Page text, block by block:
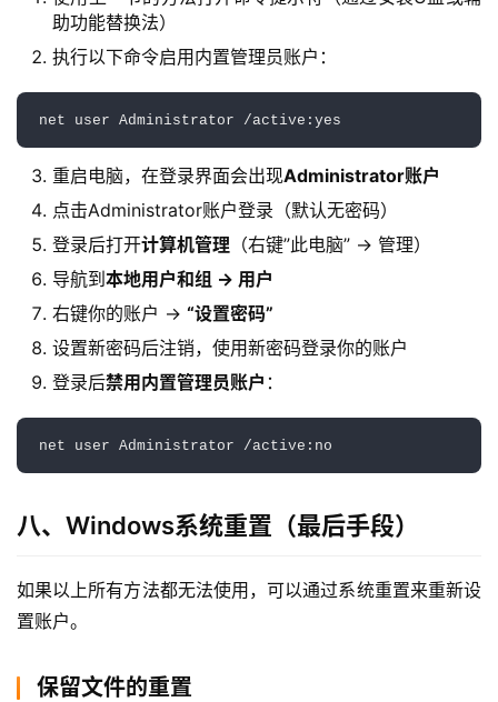
助功能替换法）
执行以下命令启用内置管理员账户：
net user Administrator /active:yes
重启电脑，在登录界面会出现Administrator账户
点击Administrator账户登录（默认无密码）
登录后打开计算机管理 （右键”此电脑” → 管理）
导航到 本地用户和组 → 用户
右键你的账户 → “设置密码”
设置新密码后注销，使用新密码登录你的账户
登录后禁用内置管理员账户 ：
net user Administrator /active:no
八、Windows系统重置（最后手段）
如果以上所有方法都无法使用，可以通过系统重置来重新设
置账户。
保留文件的重置